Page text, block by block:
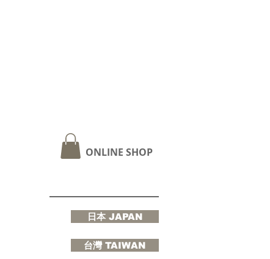
ONLINE SHOP
日本 JAPAN
台灣 TAIWAN